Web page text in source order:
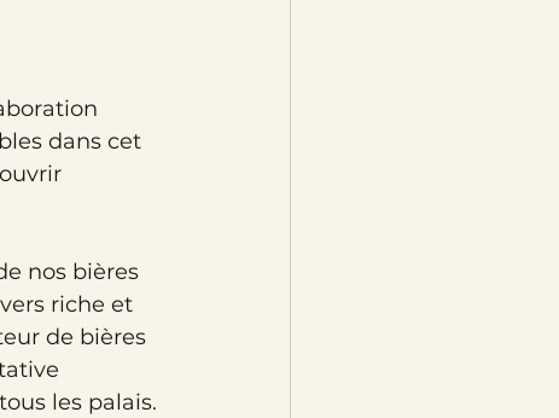
dans cet
nos bières
riche et
de bières
les palais.